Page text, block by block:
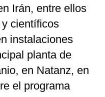
Irán, entre ellos
científicos
instalaciones
planta de
en Natanz, en
el programa